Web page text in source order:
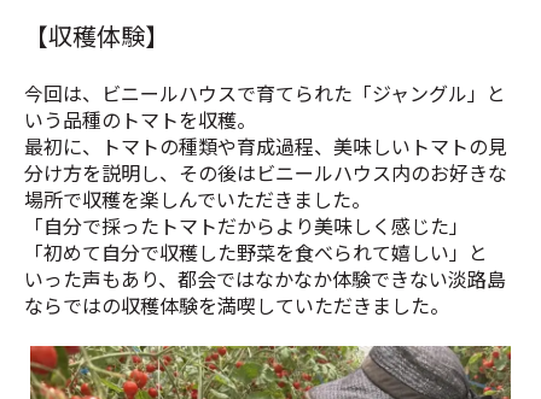
【収穫体験】
今回は、ビニールハウスで育てられた「ジャングル」と
いう品種のトマトを収穫。
最初に、トマトの種類や育成過程、美味しいトマトの見
分け方を説明し、その後はビニールハウス内のお好きな
場所で収穫を楽しんでいただきました。
「自分で採ったトマトだからより美味しく感じた」
「初めて自分で収穫した野菜を食べられて嬉しい」と
いった声もあり、都会ではなかなか体験できない淡路島
ならではの収穫体験を満喫していただきました。